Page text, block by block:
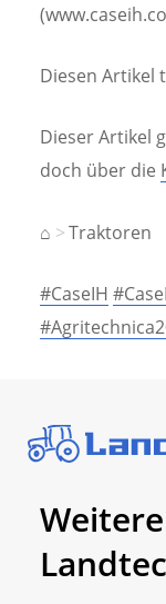
Diesen Artikel
Dieser Artikel
doch über die
⌂ Traktoren
#CaseIH